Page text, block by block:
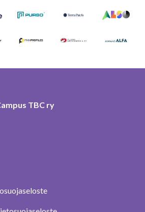
TBC ry